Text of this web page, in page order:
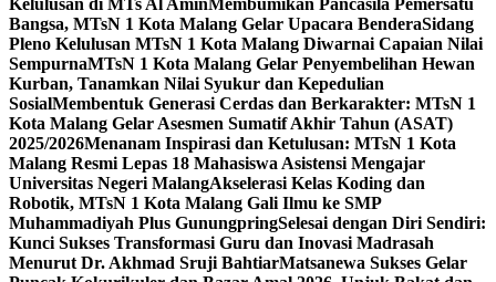
Kelulusan di MTs Al Amin Membumikan Pancasila Pemersatu
Bangsa, MTsN 1 Kota Malang Gelar Upacara BenderaSidang
Pleno Kelulusan MTsN 1 Kota Malang Diwarnai Capaian Nilai
SempurnaMTsN 1 Kota Malang Gelar Penyembelihan Hewan
Kurban, Tanamkan Nilai Syukur dan Kepedulian
SosialMembentuk Generasi Cerdas dan Berkarakter: MTsN 1
Kota Malang Gelar Asesmen Sumatif Akhir Tahun (ASAT)
2025/2026Menanam Inspirasi dan Ketulusan: MTsN 1 Kota
Malang Resmi Lepas 18 Mahasiswa Asistensi Mengajar
Universitas Negeri MalangAkselerasi Kelas Koding dan
Robotik, MTsN 1 Kota Malang Gali Ilmu ke SMP
Muhammadiyah Plus GunungpringSelesai dengan Diri Sendiri:
Kunci Sukses Transformasi Guru dan Inovasi Madrasah
Menurut Dr. Akhmad Sruji BahtiarMatsanewa Sukses Gelar